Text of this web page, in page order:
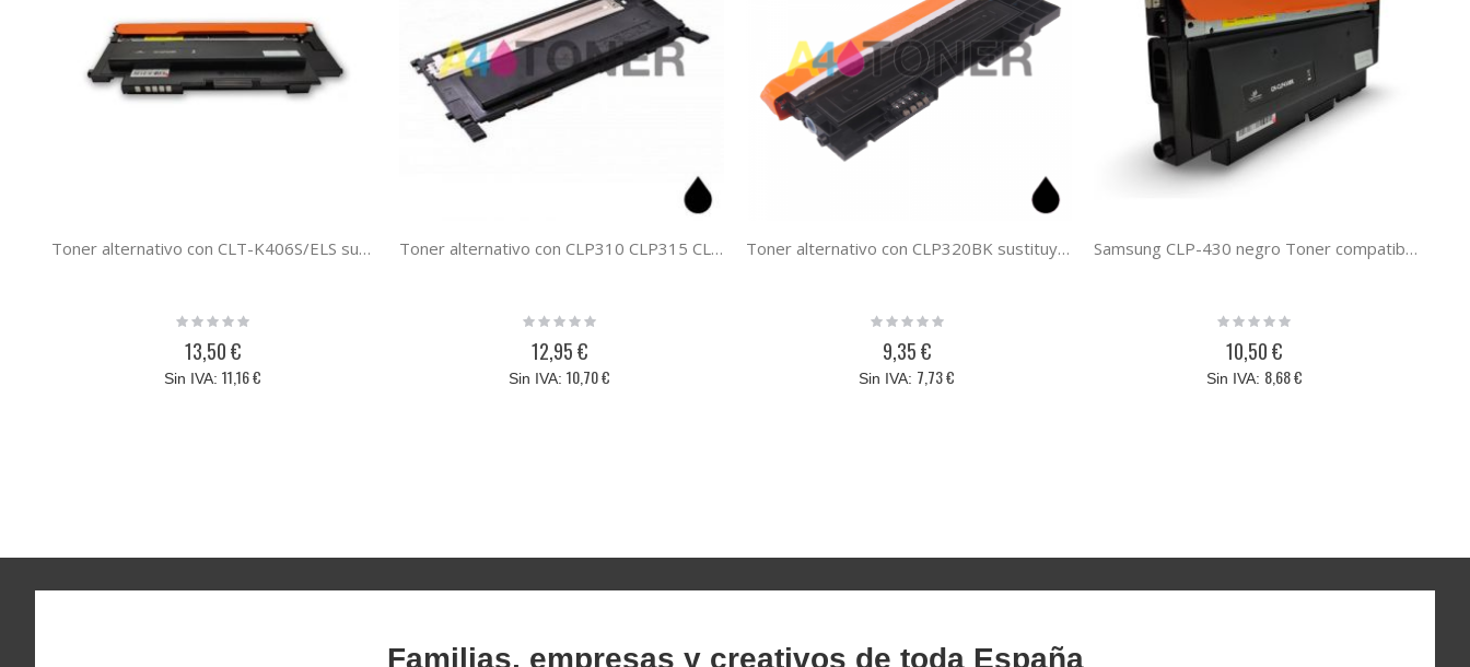
Toner alternativo con CLT-K406S/ELS sustituye al toner original CLP360BK CLT-K406S/ELS Negro
Rating:
13,50 €
11,16 €
Toner alternativo con CLP310 CLP315 CLX3170 CLX3175 negro sustituye al toner original CLP315BK CLT-K4092S/ELS
Rating:
12,95 €
10,70 €
Toner alternativo con CLP320BK sustituye al toner original CLP320BK CLT-K4072S/EL
Rating:
9,35 €
7,73 €
Samsung CLP-430 negro Toner compatible CLT-K404S
Rating:
10,50 €
8,68 €
Familias, empresas y creativos de toda España